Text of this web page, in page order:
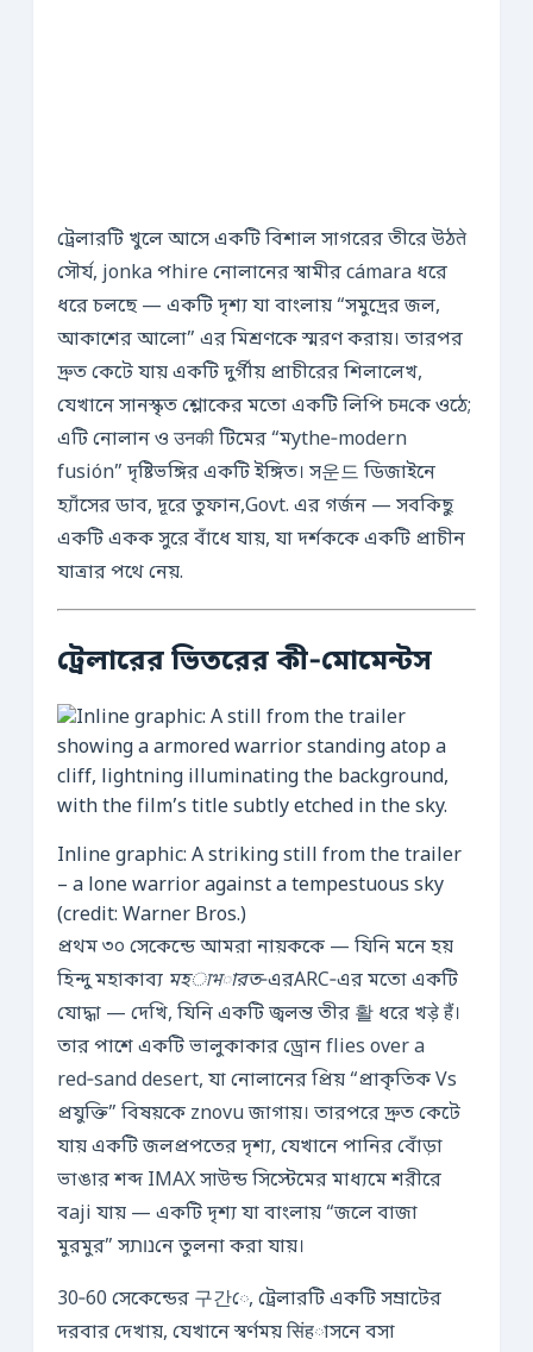
ট্রেলারটি খুলে আসে একটি বিশাল সাগরের তীরে উঠते
সৌর্য, jonka পhire নোলানের স্বামীর cámara ধরে
ধরে চলছে — একটি দৃশ্য যা বাংলায় “সমুদ্রের জল,
আকাশের আলো” এর মিশ্রণকে স্মরণ করায়। তারপর
দ্রুত কেটে যায় একটি দুর্গীয় প্রাচীরের শিলালেখ,
যেখানে সানস্কৃত শ্লোকের মতো একটি লিপি চमকে ওঠে;
এটি নোলান ও उनकी টিমের “মythe‑modern
fusión” দৃষ্টিভঙ্গির একটি ইঙ্গিত। স운드 ডিজাইনে
হ্যাঁসের ডাব, দূরে তুফান,Govt. এর গর্জন — সবকিছু
একটি একক সুরে বাঁধে যায়, যা দর্শককে একটি প্রাচীন
যাত্রার পথে নেয়.
ট্রেলারের ভিতরের কী‑মোমেন্টস
Inline graphic: A striking still from the trailer
– a lone warrior against a tempestuous sky
(credit: Warner Bros.)
প্রথম ৩০ সেকেন্ডে আমরা নায়ককে — যিনি মনে হয়
হিন্দু মহাকাব্য মহाभারত‑এরARC‑এর মতো একটি
যোদ্ধা — দেখি, যিনি একটি জ্বলন্ত তীর 활 ধরে খड़े हैं।
তার পাশে একটি ভালুকাকার ড্রোন flies over a
red‑sand desert, যা নোলানের প্রিয় “প্রাকৃতিক Vs
প্রযুক্তি” বিষয়কে znovu জাগায়। তারপরে দ্রুত কেটে
যায় একটি জলপ্রপতের দৃশ্য, যেখানে পানির বোঁড়া
ভাঙার শব্দ IMAX সাউন্ড সিস্টেমের মাধ্যমে শরীরে
বaji যায় — একটি দৃশ্য যা বাংলায় “জলে বাজা
মুরমুর” সנותনে তুলনা করা যায়।
30‑60 সেকেন্ডের 구간ে, ট্রেলারটি একটি সম্রাটের
দরবার দেখায়, যেখানে স্বর্ণময় सिंहাসনে বসা